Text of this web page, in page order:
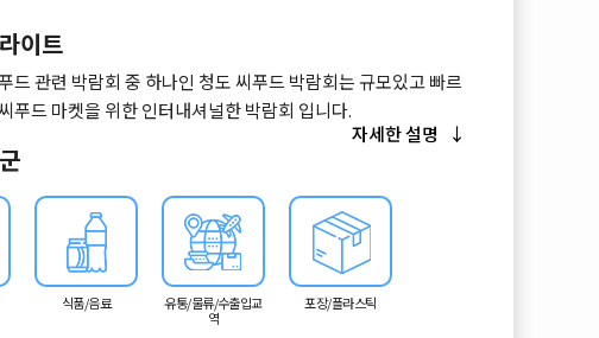
이트
드 관련 박람회 중 하나인 청도 씨푸드 박람회는 규모있고 빠르
푸드 마켓을 위한 인터내셔널한 박람회 입니다.
자세한 설명
식품/음료
유통/물류/수출입교
역
포장/플라스틱